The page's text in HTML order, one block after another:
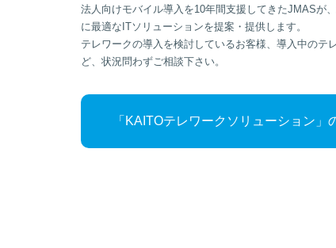
法人向けモバイル導入を10年間支援してきたJMASが
に最適なITソリューションを提案・提供します。
テレワークの導入を検討しているお客様、導入中のテ
ど、状況問わずご相談下さい。
「KAITOテレワークソリューション」